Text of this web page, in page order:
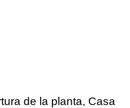
de la planta, Casa